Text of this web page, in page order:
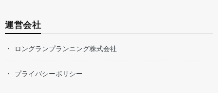
運営会社
ロングランプランニング株式会社
プライバシーポリシー